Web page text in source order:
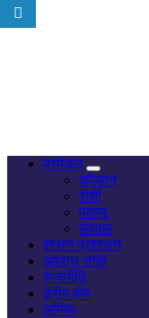
प्रमंडल
कोल्हान
रांची
पलामू
संथाल
शासन प्रशासन
अपराध जगत
राजनीति
ड्रीम होम
लॉगिन